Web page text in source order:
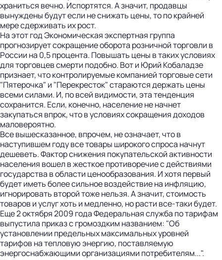
храниться вечно. Испортятся. А значит, продавцы
вынуждены будут если не снижать цены, то по крайней
мере сдерживать их рост.
На этот год Экономическая эксперт­ная группа
прогнозирует сокращение оборота розничной торговли в
России на 0,5 процента. Повышать цены в таких условиях
для торговцев смерти подобно. Вот и Юрий Кобаладзе
признает, что контролируемые компанией торговые сети
"Пятерочка" и "Перекресток" стараются держать цены
всеми силами. И, по всей видимости, эта тенденция
сохранится. Если, конечно, население не начнет
закупаться впрок, что в условиях сокращения доходов
маловероятно.
Все вышесказанное, впрочем, не означает, что в
наступившем году все товары широкого спроса начнут
дешеветь. Фактор снижения покупательской активности
населения вошел в жесткое противоречие с действиями
государства в области ценообразования. И хотя первый
будет иметь более сильное воздействие на инфляцию,
игнорировать второй тоже нельзя. А значит, стоимость
товаров и услуг хоть и медленно, но расти все-таки будет.
Еще 2 октября 2009 года Федеральная служба по тарифам
выпустила приказ с громоздким названием: "Об
установлении предельных максимальных уровней
тарифов на тепловую энергию, поставляемую
энергоснабжающими организациями потребителям...".